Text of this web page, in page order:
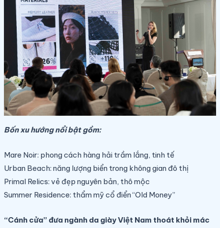
Bốn xu hướng nổi bật gồm:
Mare Noir: phong cách hàng hải trầm lắng, tinh tế
Urban Beach: năng lượng biển trong không gian đô thị
Primal Relics: vẻ đẹp nguyên bản, thô mộc
Summer Residence: thẩm mỹ cổ điển “Old Money”
“Cánh cửa” đưa ngành da giày Việt Nam thoát khỏi mác